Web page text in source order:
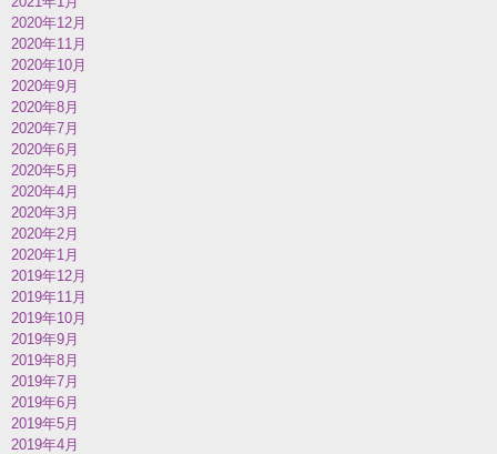
2020年12月
2020年11月
2020年10月
2020年9月
2020年8月
2020年7月
2020年6月
2020年5月
2020年4月
2020年3月
2020年2月
2020年1月
2019年12月
2019年11月
2019年10月
2019年9月
2019年8月
2019年7月
2019年6月
2019年5月
2019年4月